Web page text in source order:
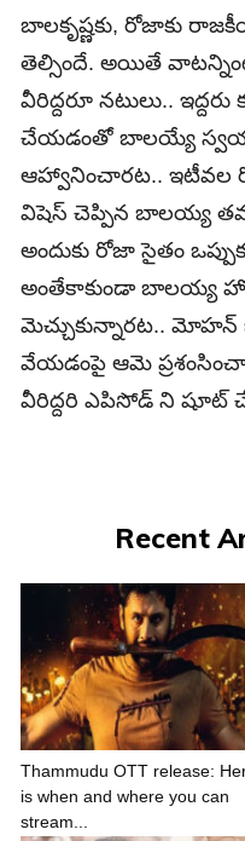
బాలకృష్ణకు, రోజాకు
తెల్సిందే. అయితే
వీరిద్దరూ నటులు..
చేయడంతో బాలయ్యే
ఆహ్వానించారట.. ఇటీవల
విషెస్ చెప్పిన బాలయ్య
అందుకు రోజా సైతం
అంతేకాకుండా బాలయ్య
మెచ్చుకున్నారట.. మోహన్
వేయడంపై ఆమె
వీరిద్దరి ఎపిసోడ్ ని షూట్
Recent
Thammudu OTT release:
is when and where you can
stream...